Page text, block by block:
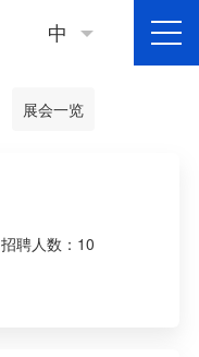
中
展会一览
招聘人数：10